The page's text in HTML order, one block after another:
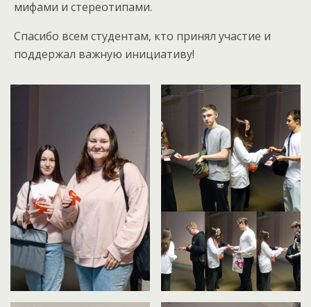
мифами и стереотипами.
Спасибо всем студентам, кто принял участие и
поддержал важную инициативу!